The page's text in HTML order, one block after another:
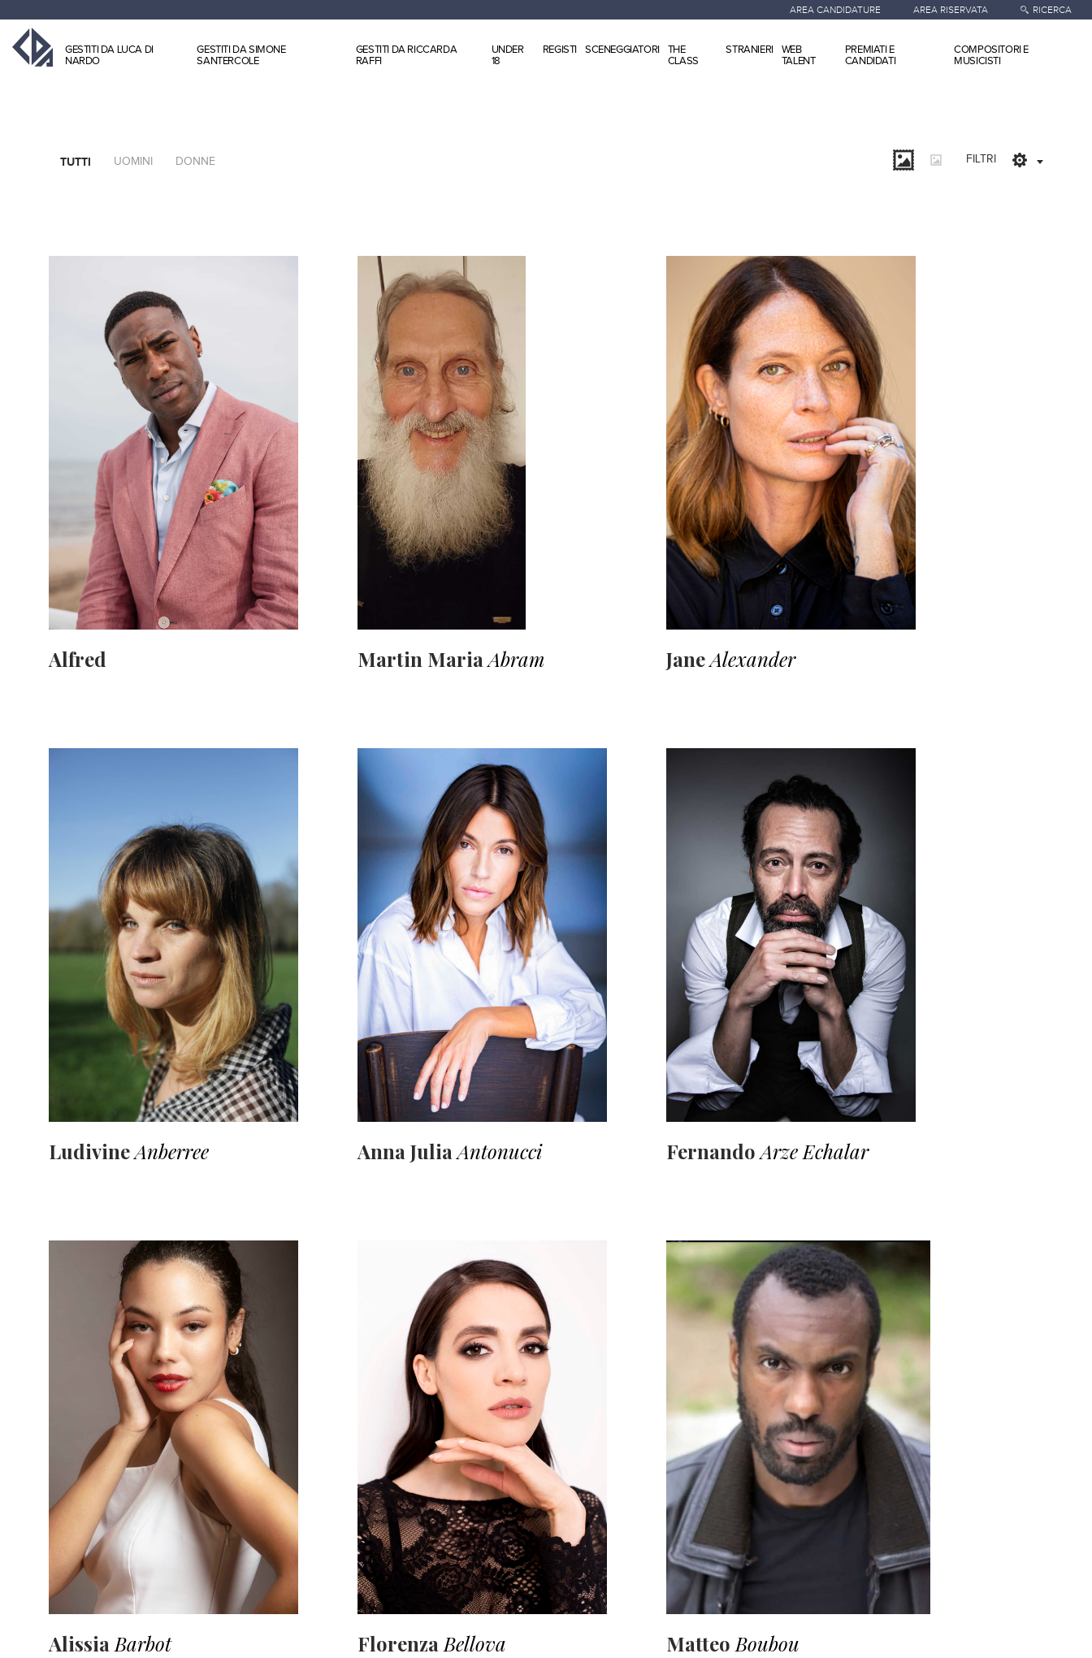
AREA CANDIDATURE AREA RISERVATA RICERCA
GESTITI DA LUCA DI
NARDO
GESTITI DA SIMONE
SANTERCOLE
GESTITI DA RICCARDA
RAFFI
UNDER
18
REGISTI SCENEGGIATORI
THE
CLASS
STRANIERI
WEB
TALENT
PREMIATI E
CANDIDATI
COMPOSITORI E
MUSICISTI
TUTTI UOMINI DONNE FILTRI
Alfred Martin Maria Abram JaneAlexander
LudivineAnberree Anna JuliaAntonucci FernandoArze Echalar
Alissia Barbot Florenza Bellova Matteo Boubou